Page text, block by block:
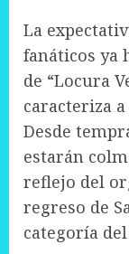
La
fanáticos ya
de “Locura
caracteriza
Desde
estarán
reflejo del
regreso de
categoría